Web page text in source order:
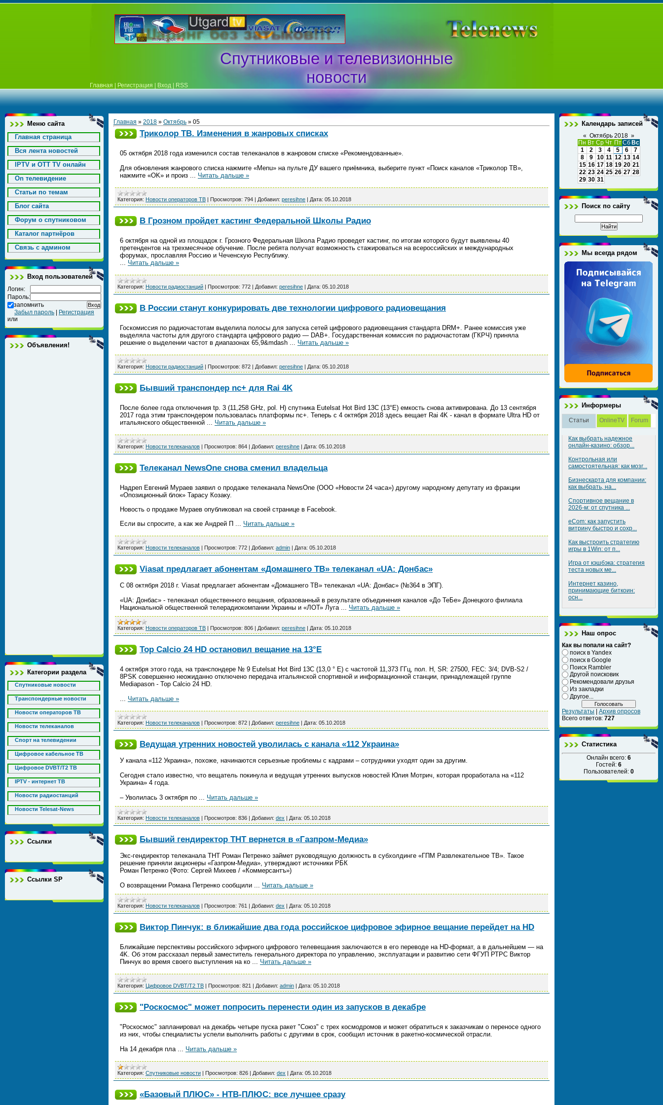
Спутниковые и телевизионные
новости
Главная Регистрация Вход RSS
Меню сайта
Главная страница
Вся лента новостей
IPTV и OTT TV онлайн
On телевидение
Статьи по темам
Блог сайта
Форум о спутниковом
Каталог партнёров
Cвязь с админом
Вход пользователей
Логин:
Пароль:
запомнить
Забыл пароль
Регистрация
или
Объявления!
Категории раздела
Спутниковые новости
Транспондерные новости
Новости операторов ТВ
Новости телеканалов
Спорт на телевидении
Цифровое кабельное ТВ
Цифровое DVBT/T2 ТВ
IPTV - интернет ТВ
Новости радиостанций
Новости Telesat-News
Ссылки
Ссылки SP
Главная » 2018 » Октябрь » 05
Триколор ТВ. Изменения в жанровых списках
05 октября 2018 года изменился состав телеканалов в жанровом списке «Рекомендованные».
Для обновления жанрового списка нажмите «Menu» на пульте ДУ вашего приёмника, выберите пункт «Поиск каналов «Триколор ТВ»,
нажмите «OK» и произ ... Читать дальше »
Категория: Новости операторов ТВ | Просмотров: 794 | Добавил: peresihne | Дата: 05.10.2018
В Грозном пройдет кастинг Федеральной Школы Радио
6 октября на одной из площадок г. Грозного Федеральная Школа Радио проведет кастинг, по итогам которого будут выявлены 40
претендентов на трехмесячное обучение. После ребята получат возможность стажироваться на всероссийских и международных
форумах, прославляя Россию и Чеченскую Республику.
... Читать дальше »
Категория: Новости радиостанций | Просмотров: 772 | Добавил: peresihne | Дата: 05.10.2018
В России станут конкурировать две технологии цифрового радиовещания
Госкомиссия по радиочастотам выделила полосы для запуска сетей цифрового радиовещания стандарта DRM+. Ранее комиссия уже
выделяла частоты для другого стандарта цифрового радио — DAB+. Государственная комиссия по радиочастотам (ГКРЧ) приняла
решение о выделении частот в диапазонах 65,9&mdash ... Читать дальше »
Категория: Новости радиостанций | Просмотров: 872 | Добавил: peresihne | Дата: 05.10.2018
Бывший транспондер nc+ для Rai 4K
После более года отключения tp. 3 (11,258 GHz, pol. H) спутника Eutelsat Hot Bird 13С (13°E) емкость снова активирована. До 13 сентября
2017 года этим транспондером пользовалась платформы nc+. Теперь с 4 октября 2018 здесь вещает Rai 4K - канал в формате Ultra HD от
итальянского общественной ... Читать дальше »
Категория: Новости телеканалов | Просмотров: 864 | Добавил: peresihne | Дата: 05.10.2018
Телеканал NewsOne снова сменил владельца
Надреп Евгений Мураев заявил о продаже телеканала NewsOne (ООО «Новости 24 часа») другому народному депутату из фракции
«Опозиционный блок» Тарасу Козаку.
Новость о продаже Мураев опубликовал на своей странице в Facebook.
Если вы спросите, а как же Андрей П ... Читать дальше »
Категория: Новости телеканалов | Просмотров: 772 | Добавил: admin | Дата: 05.10.2018
Viasat предлагает абонентам «Домашнего ТВ» телеканал «UA: Донбас»
С 08 октября 2018 г. Viasat предлагает абонентам «Домашнего ТВ» телеканал «UA: Донбас» (№364 в ЭПГ).
«UA: Донбас» - телеканал общественного вещания, образованный в результате объединения каналов «До ТеБе» Донецкого филиала
Национальной общественной телерадиокомпании Украины и «ЛОТ» Луга ... Читать дальше »
Категория: Новости операторов ТВ | Просмотров: 806 | Добавил: peresihne | Дата: 05.10.2018
Top Calcio 24 HD остановил вещание на 13°E
4 октября этого года, на транспондере № 9 Eutelsat Hot Bird 13C (13,0 ° E) с частотой 11,373 ГГц, пол. H, SR: 27500, FEC: 3/4; DVB-S2 /
8PSK совершенно неожиданно отключено передача итальянской спортивной и информационной станции, принадлежащей группе
Mediapason - Top Calcio 24 HD.
... Читать дальше »
Категория: Новости телеканалов | Просмотров: 872 | Добавил: peresihne | Дата: 05.10.2018
Ведущая утренних новостей уволилась с канала «112 Украина»
У канала «112 Украина», похоже, начинаются серьезные проблемы с кадрами – сотрудники уходят один за другим.
Сегодня стало известно, что вещатель покинула и ведущая утренних выпусков новостей Юлия Мотрич, которая проработала на «112
Украина» 4 года.
– Уволилась 3 октября по ... Читать дальше »
Категория: Новости телеканалов | Просмотров: 836 | Добавил: dex | Дата: 05.10.2018
Бывший гендиректор ТНТ вернется в «Газпром-Медиа»
Экс-гендиректор телеканала ТНТ Роман Петренко займет руководящую должность в субхолдинге «ГПМ Развлекательное ТВ». Такое
решение приняли акционеры «Газпром-Медиа», утверждают источники РБК
Роман Петренко (Фото: Сергей Михеев / «Коммерсантъ»)
О возвращении Романа Петренко сообщили ... Читать дальше »
Категория: Новости телеканалов | Просмотров: 761 | Добавил: dex | Дата: 05.10.2018
Виктор Пинчук: в ближайшие два года российское цифровое эфирное вещание перейдет на HD
Ближайшие перспективы российского эфирного цифрового телевещания заключаются в его переводе на HD-формат, а в дальнейшем — на
4K. Об этом рассказал первый заместитель генерального директора по управлению, эксплуатации и развитию сети ФГУП РТРС Виктор
Пинчук во время своего выступления на ко ... Читать дальше »
Категория: Цифровое DVBT/T2 ТВ | Просмотров: 821 | Добавил: admin | Дата: 05.10.2018
"Роскосмос" может попросить перенести один из запусков в декабре
"Роскосмос" запланировал на декабрь четыре пуска ракет "Союз" с трех космодромов и может обратиться к заказчикам о переносе одного
из них, чтобы специалисты успели выполнить работы с другими в срок, сообщил источник в ракетно-космической отрасли.
На 14 декабря пла ... Читать дальше »
Категория: Спутниковые новости | Просмотров: 826 | Добавил: dex | Дата: 05.10.2018
«Базовый ПЛЮС» - НТВ-ПЛЮС: все лучшее сразу
Календарь записей
« Октябрь 2018 »
Пн Вт Ср Чт ПтСб Вс
1
2 3 4 5 6
7
8
9 10 11 12 13 14
15 16 17 18 19 20 21
22 23 24 25 26 27 28
29 30 31
Поиск по сайту
Мы всегда рядом
Информеры
Статьи OnlineTV Forum
Как выбрать надежное
онлайн-казино: обзор...
Контрольная или
самостоятельная: как мозг...
Бизнескарта для компании:
как выбрать, на...
Спортивное вещание в
2026-м: от спутника ...
eCom: как запустить
витрину быстро и сохр...
Как выстроить стратегию
игры в 1Win: от п...
Игра от кэшбэка: стратегия
теста новых ме...
Интернет казино,
принимающие биткоин:
осн...
Наш опрос
Как вы попали на сайт?
поиск в Yandex
поиск в Google
Поиск Rambler
Другой поисковик
Рекомендовали друзья
Из закладки
Другое...
Результаты | Архив опросов
Всего ответов: 727
Статистика
Онлайн всего: 6
Гостей: 6
Пользователей: 0